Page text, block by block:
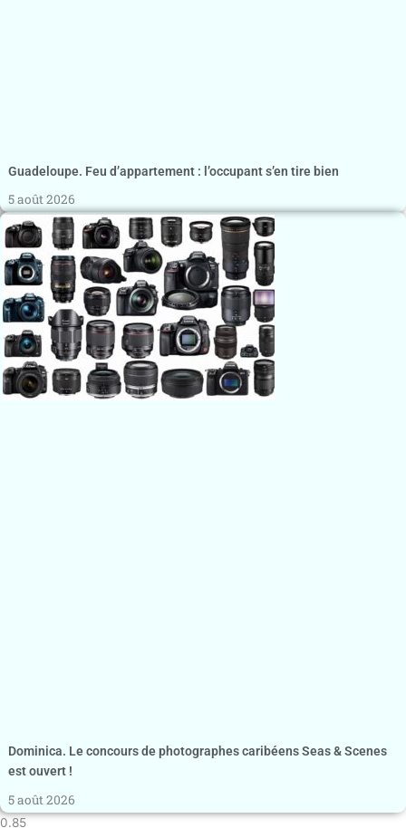
Guadeloupe. Feu d’appartement : l’occupant s’en tire bien
5 août 2026
Dominica. Le concours de photographes caribéens Seas & Scenes
est ouvert !
5 août 2026